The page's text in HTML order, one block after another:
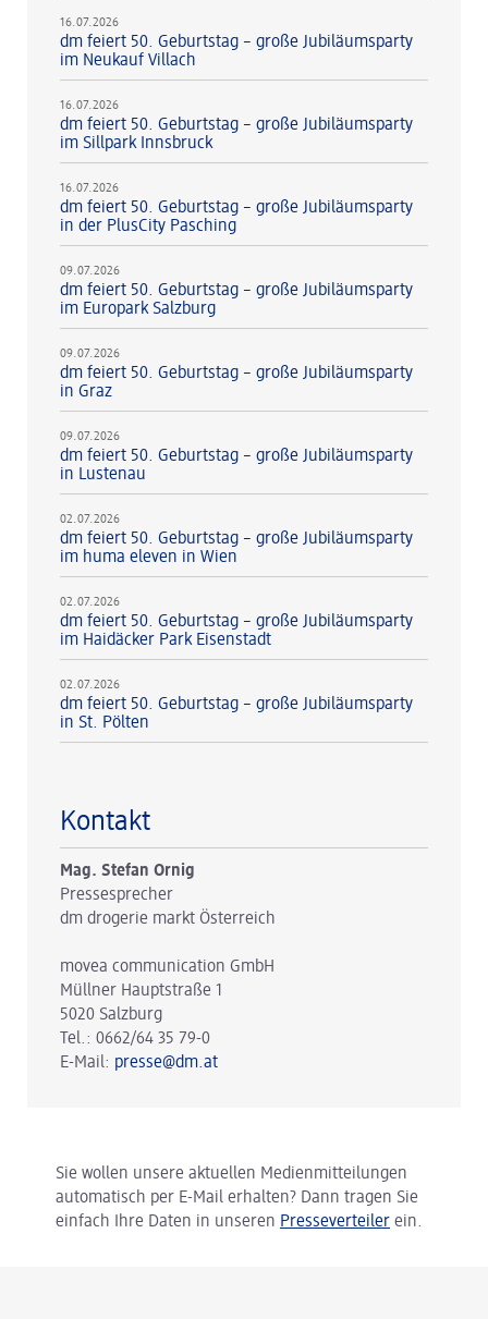
16.07.2026
dm feiert 50. Geburtstag – große Jubiläumsparty
im Neukauf Villach
16.07.2026
dm feiert 50. Geburtstag – große Jubiläumsparty
im Sillpark Innsbruck
16.07.2026
dm feiert 50. Geburtstag – große Jubiläumsparty
in der PlusCity Pasching
09.07.2026
dm feiert 50. Geburtstag – große Jubiläumsparty
im Europark Salzburg
09.07.2026
dm feiert 50. Geburtstag – große Jubiläumsparty
in Graz
09.07.2026
dm feiert 50. Geburtstag – große Jubiläumsparty
in Lustenau
02.07.2026
dm feiert 50. Geburtstag – große Jubiläumsparty
im huma eleven in Wien
02.07.2026
dm feiert 50. Geburtstag – große Jubiläumsparty
im Haidäcker Park Eisenstadt
02.07.2026
dm feiert 50. Geburtstag – große Jubiläumsparty
in St. Pölten
Kontakt
Mag. Stefan Ornig
Pressesprecher
dm drogerie markt Österreich
movea communication GmbH
Müllner Hauptstraße 1
5020 Salzburg
Tel.: 0662/64 35 79-0
E-Mail: presse@dm.at
Sie wollen unsere aktuellen Medienmitteilungen
automatisch per E-Mail erhalten? Dann tragen Sie
einfach Ihre Daten in unseren Presseverteiler ein.